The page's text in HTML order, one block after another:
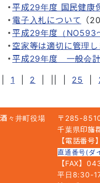
平成29年度 国民健康
電子入札について
（
平成29年度（NO593
空家等は適切に管理し
平成29年度 一般会
1 2 25
酒々井町役場
〒285-
千葉県印旛
【電話番
直通番号(ダ
【FAX】
平日8:30-